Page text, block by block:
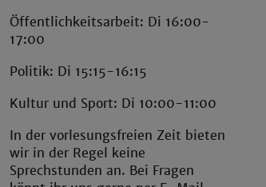
Öffentlichkeitsarbeit: Di 16:00-
17:00
Politik: Di 15:15-16:15
Kultur und Sport: Di 10:00-11:00
In der vorlesungsfreien Zeit bieten
wir in der Regel keine
Sprechstunden an. Bei Fragen